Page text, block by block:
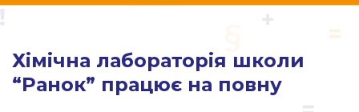
працює на повну
Хімічна лабораторія школи
“Ранок” працює на повну